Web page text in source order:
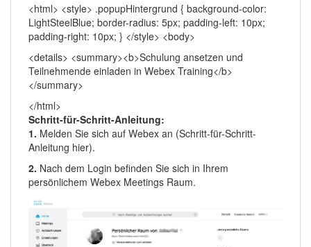
<html> <style> .popupHintergrund { background-color:
LightSteelBlue; border-radius: 5px; padding-left: 10px;
padding-right: 10px; } </style> <body>
<details> <summary><b>Schulung ansetzen und
Teilnehmende einladen in Webex Training</b>
</summary>
</html>
Schritt-für-Schritt-Anleitung:
1. Melden Sie sich auf Webex an (Schritt-für-Schritt-
Anleitung hier).
2. Nach dem Login befinden Sie sich in Ihrem
persönlichem Webex Meetings Raum.